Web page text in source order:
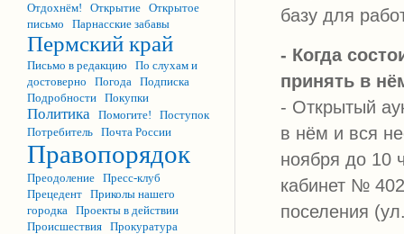
Отдохнём!
Открытие Открытое
письмо
Парнасские забавы
Пермский край
Письмо в редакцию По слухам и
достоверно
Погода Подписка
Подробности Покупки
Политика Помогите!
Поступок
Потребитель Почта России
Правопорядок
Преодоление Пресс-клуб
Прецедент Приколы нашего
городка Проекты в действии
Происшествия Прокуратура
базу для
- Когда
принять в
- Открытый
в нём и вся
ноября до 10
кабинет №
поселения